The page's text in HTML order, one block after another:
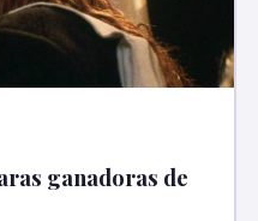
ganadoras de